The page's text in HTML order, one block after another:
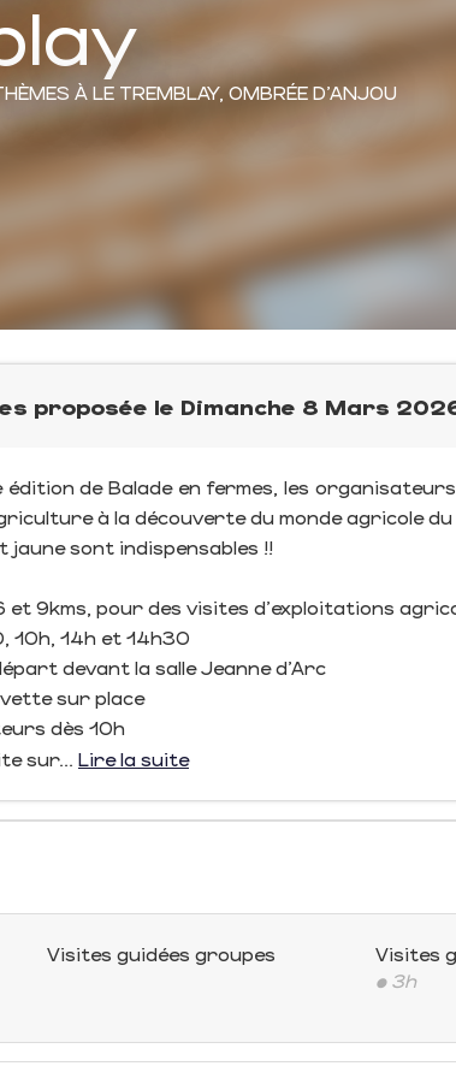
À LE TREMBLAY, OMBRÉE D'ANJOU
proposée le Dimanche 8 Mars
de Balade en fermes, les
à la découverte du monde agricole du
jaune sont indispensables !!
et 9kms, pour des visites d'exploitations
10h, 14h et 14h30
devant la salle Jeanne d'Arc
sur place
dès 10h
sur... Lire la suite
Visites guidées groupes
Visites
• 3h